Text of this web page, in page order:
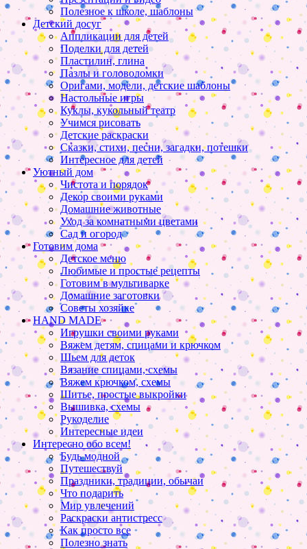
Полезное к школе, шаблоны
Детский досуг
Аппликации для детей
Поделки для детей
Пластилин, глина
Пазлы и головоломки
Оригами, модели, детские шаблоны
Настольные игры
Куклы, кукольный театр
Учимся рисовать
Детские раскраски
Сказки, стихи, песни, загадки, потешки
Интересное для детей
Уютный дом
Чистота и порядок
Декор своими руками
Домашние животные
Уход за комнатными цветами
Сад и огород
Готовим дома
Детское меню
Любимые и простые рецепты
Готовим в мультиварке
Домашние заготовки
Советы хозяйке
HAND MADE
Игрушки своими руками
Вяжем детям, спицами и крючком
Шьем для деток
Вязание спицами, схемы
Вяжем крючком, схемы
Шитье, простые выкройки
Вышивка, схемы
Рукоделие
Интересные идеи
Интересно обо всем!
Будь модной
Путешествуй
Праздники, традиции, обычаи
Что подарить
Мир увлечений
Раскраски антистресс
Как просто все
Полезно знать